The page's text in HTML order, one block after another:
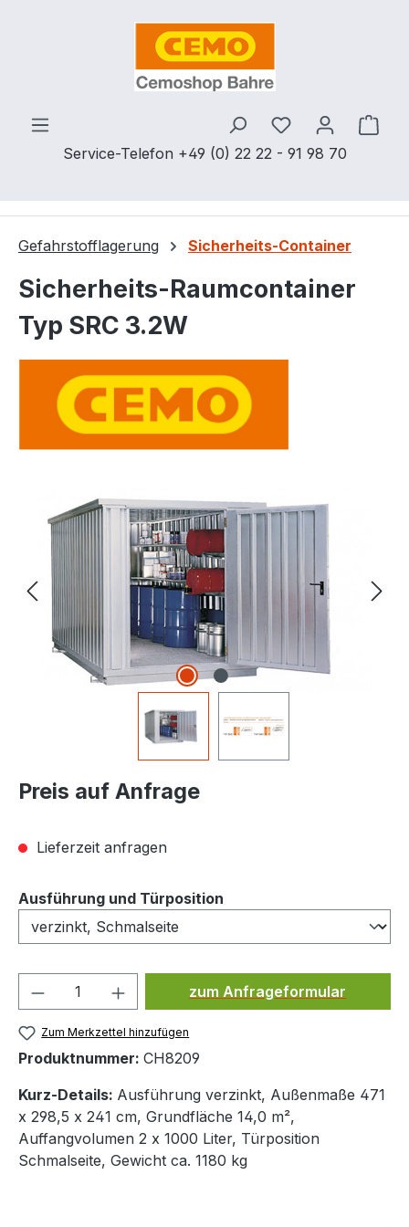
Zum Hauptinhalt springen
Service-Telefon +49 (0) 22 22 - 91 98 70
Du hast 0
Gefahrstofflagerung Sicherheits-Container
Sicherheits-Raumcontainer
Typ SRC 3.2W
Bildergalerie überspringen
Preis auf Anfrage
Lieferzeit anfragen
Ausführung und Türposition
Produkt Anzahl: Gib den
zum Anfrageformular
Zum Merkzettel hinzufügen
Produktnummer: CH8209
Kurz-Details: Ausführung verzinkt, Außenmaße 471
x 298,5 x 241 cm, Grundfläche 14,0 m²,
Auffangvolumen 2 x 1000 Liter, Türposition
Schmalseite, Gewicht ca. 1180 kg